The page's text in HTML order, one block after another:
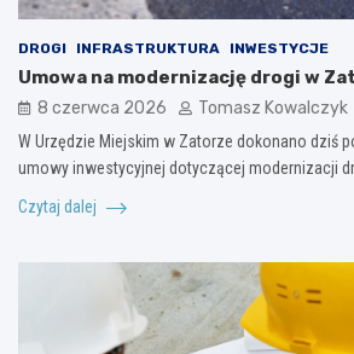
DROGI INFRASTRUKTURA INWESTYCJE
Umowa na modernizację drogi w
8 czerwca 2026 Tomasz Kowalczyk
W Urzędzie Miejskim w Zatorze dokonano dziś
umowy inwestycyjnej dotyczącej modernizacji
Czytaj dalej